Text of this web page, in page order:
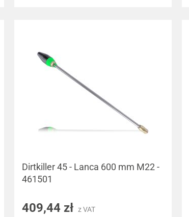
Dirtkiller 45 - Lanca 600 mm M22 -
461501
409,44 zł z VAT